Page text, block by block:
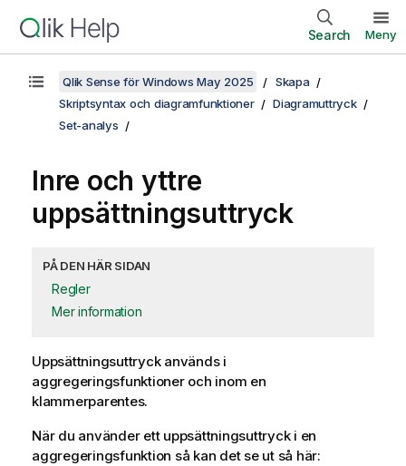
Search Meny
Qlik Sense för Windows May 2025
Skapa
Skriptsyntax och diagramfunktioner
Diagramuttryck
Set-analys
Inre och yttre
uppsättningsuttryck
PÅ DEN HÄR SIDAN
Regler
Mer information
Uppsättningsuttryck används i
aggregeringsfunktioner och inom en
klammerparentes.
När du använder ett uppsättningsuttryck i en
aggregeringsfunktion så kan det se ut så här: